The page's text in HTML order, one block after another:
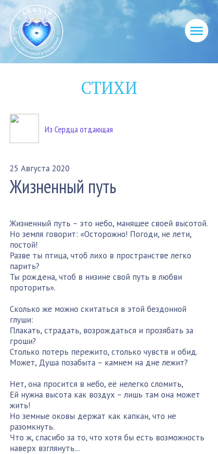
СТИХИ
Из Сердца отдающая
25 Августа 2020
Жизненный путь
Жизненный путь – это небо, манящее своей высотой.
Но земля говорит: «Осторожно! Погоди, не лети,
постой!
Разве ты птица, чтоб лихо в пространстве легко
парить?
Ты рождена, чтоб в низине свой путь в любви
проторить».
Сколько же можно скитаться в этой бездонной
глуши:
Плакать, страдать, возрождаться и прозябать за
гроши?
Столько потерь пережито, столько чувств и обид.
Может, Душа позабыта – камнем на дне лежит?
Нет, она просится в небо, её нелегко сломить,
Ей нужна высота как воздух – лишь там она может
жить!
Но земные оковы держат как капкан, что не
разомкнуть.
Что ж, спасибо за то, что хотя бы есть возможность
наверх взглянуть...